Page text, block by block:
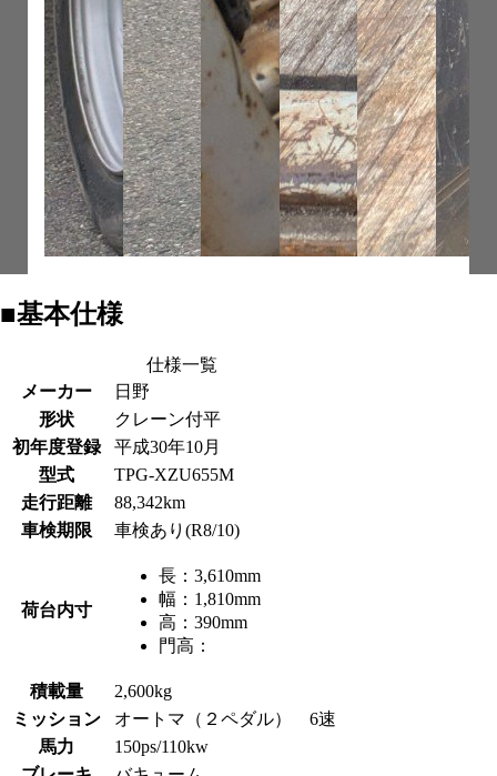
■基本仕様
仕様一覧
メーカー
日野
形状
クレーン付平
初年度登録
平成30年10月
型式
TPG-XZU655M
走行距離
88,342km
車検期限
車検あり(R8/10)
荷台内寸
長： 3,610mm
幅： 1,810mm
高： 390mm
門高：
積載量
2,600kg
ミッション
オートマ（２ペダル） 6速
馬力
150ps/110kw